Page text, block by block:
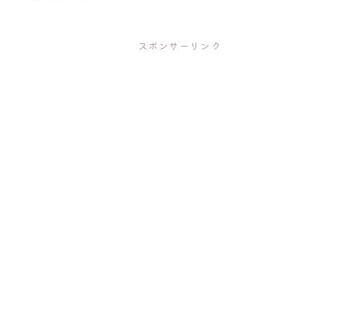
スポンサーリンク